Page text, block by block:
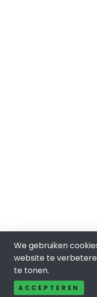
We gebruiken
website te
te tonen.
ACCEPTEREN